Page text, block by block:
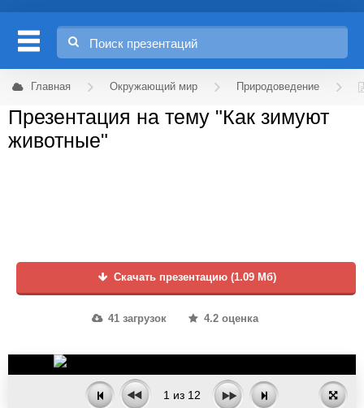
Главная Окружающий мир Природоведение
Презентация на тему "Как зимуют
животные"
Скачать презентацию (1.09 Мб)
41 загрузок 4.2 оценка
1 из 12